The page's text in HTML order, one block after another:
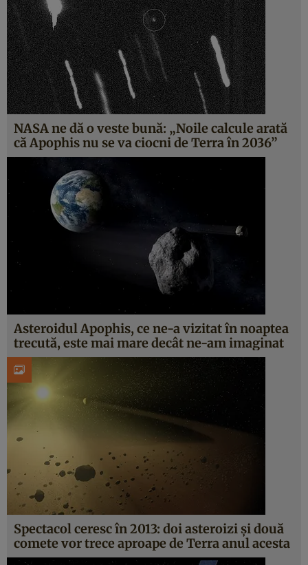
NASA ne dă o veste bună: „Noile calcule arată
că Apophis nu se va ciocni de Terra în 2036”
Asteroidul Apophis, ce ne-a vizitat în noaptea
trecută, este mai mare decât ne-am imaginat
Spectacol ceresc în 2013: doi asteroizi şi două
comete vor trece aproape de Terra anul acesta